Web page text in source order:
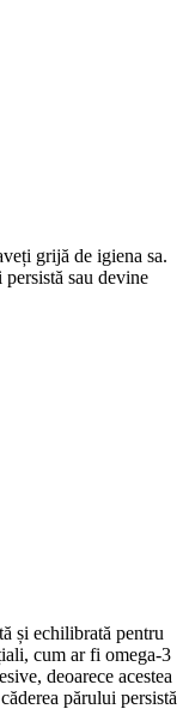
grijă de igiena sa.
sau devine
și echilibrată pentru
cum ar fi omega-3
deoarece acestea
părului persistă